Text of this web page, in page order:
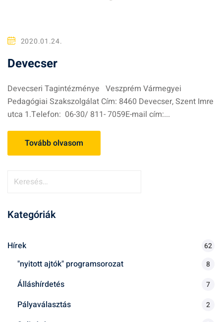
2020.01.24.
Devecser
Devecseri Tagintézménye Veszprém Vármegyei
Pedagógiai Szakszolgálat Cím: 8460 Devecser, Szent Imre
utca 1.Telefon: 06-30/ 811- 7059E-mail cím:...
Tovább olvasom
e
é
Kategóriák
Hírek 62
"nyitott ajtók" programsorozat 8
Álláshírdetés 7
Pályaválasztás 2